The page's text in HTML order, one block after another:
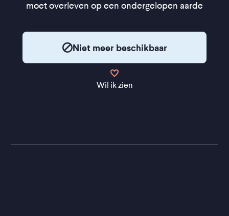
moet overleven op een ondergelopen aarde
Niet meer beschikbaar
Wil ik zien